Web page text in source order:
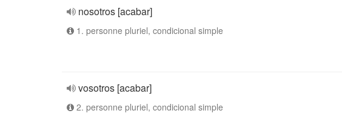
nosotros [acabar]
1. personne pluriel, condicional simple
vosotros [acabar]
2. personne pluriel, condicional simple